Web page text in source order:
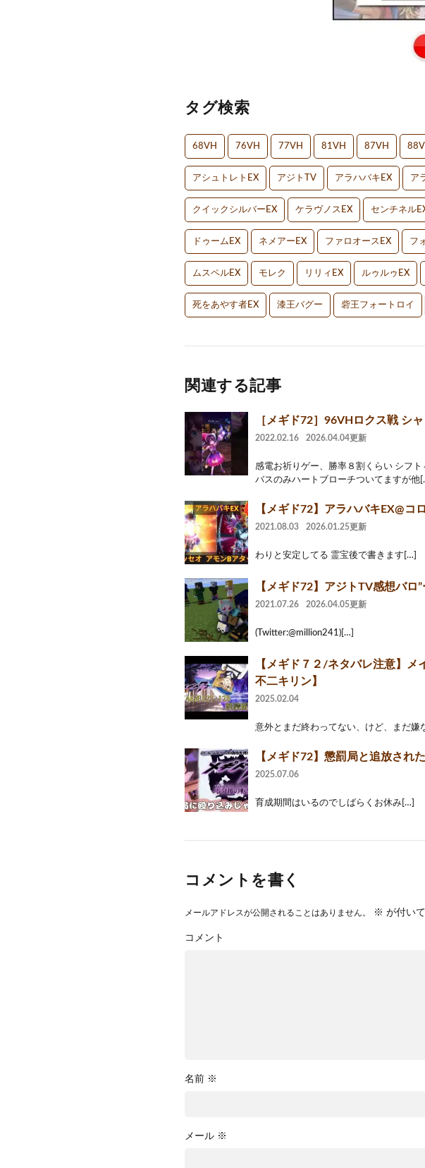
タグ検索
68VH 76VH 77VH 81VH 87VH
アシュトレトEX アジトTV アラハバキEX ア
クイックシルバーEX ケラヴノスEX センチネル
ドゥームEX ネメアーEX ファロオースEX フ
ムスペルEX モレク リリィEX ルゥルゥEX
死をあやす者EX 漆王バグー 砦王フォートロイ
関連する記事
［メギド72］96VHロクス戦 シ
2022.02.16 2026.04.04更新
感電お祈りゲー、勝率８割くらい シフ
バスのみハートブローチついてますが他
【メギド72】アラハバキEX@
2021.08.03 2026.01.25更新
わりと安定してる 霊宝後で書きます[…]
【メギド72】アジトTV感想バロ”
2021.07.26 2026.04.05更新
(Twitter:@million241)[…]
【メギド７２/ネタバレ注意】
不二キリン】
2025.02.04
意外とまだ終わってない、けど、まだ
【メギド72】‬懲罰局と追放され
2025.07.06
育成期間はいるのでしばらくお休み[…]
コメントを書く
メールアドレスが公開されることはありません。 ※ が付い
コメント
名前 ※
メール ※